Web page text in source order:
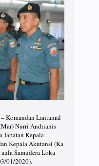
Komandan Lantamal
Nurri Andrianis
Jabatan Kepala
Kepala Akutansi (Ka
Samudera Loka
01/2020).